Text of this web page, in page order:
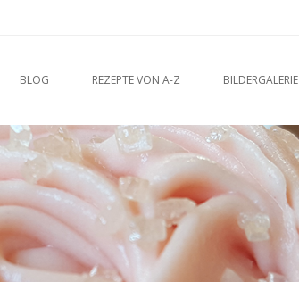
BLOG REZEPTE VON A-Z BILDERGALERIE